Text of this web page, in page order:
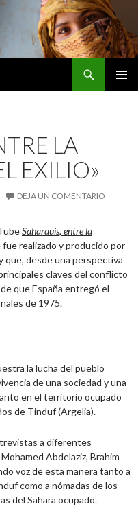
LA
EXILIO»
DEJA UN COMENTARIO
Saharauis, entre la
realizado y producido por
que, desde una perspectiva
claves del conflicto
que España entregó el
de 1975.
la lucha del pueblo
de una sociedad y una
en el territorio ocupado
de Tinduf (Argelia).
a diferentes
Abdelaziz, Brahim
voz de esta manera tanto a
como a nómadas de los
del Sahara ocupado.